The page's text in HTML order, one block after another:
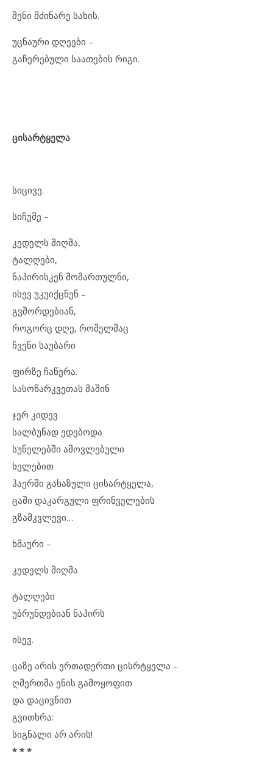
შენი მძინარე სახის.
უცნაური დღეები –
გაჩერებული საათების რიგი.
ცისარტყელა
სიცივე.
სიჩუმე –
კედელს მიღმა,
ტალღები,
ნაპირისკენ მომართულნი,
ისევ უკუიქცნენ –
გვშორდებიან,
როგორც დღე, რომელმაც
ჩვენი საუბარი
ფირზე ჩაწერა.
სასოწარკვეთას მაშინ
ჯერ კიდევ
სალბუნად ედებოდა
სუნელებში ამოვლებული
ხელებით
ჰაერში გახაზული ცისარტყელა,
ცაში დაკარგული ფრინველების
გზამკვლევი…
ხმაური –
კედელს მიღმა
ტალღები
უბრუნდებიან ნაპირს
ისევ.
ცაზე არის ერთადერთი ცისრტყელა –
ღმერთმა ენის გამოყოფით
და დაცივნით
გვითხრა:
სიგნალი არ არის!
* * *